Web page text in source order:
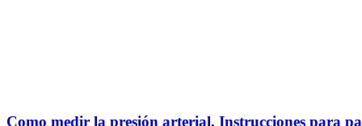
Como medir la presión arterial. Instrucciones para